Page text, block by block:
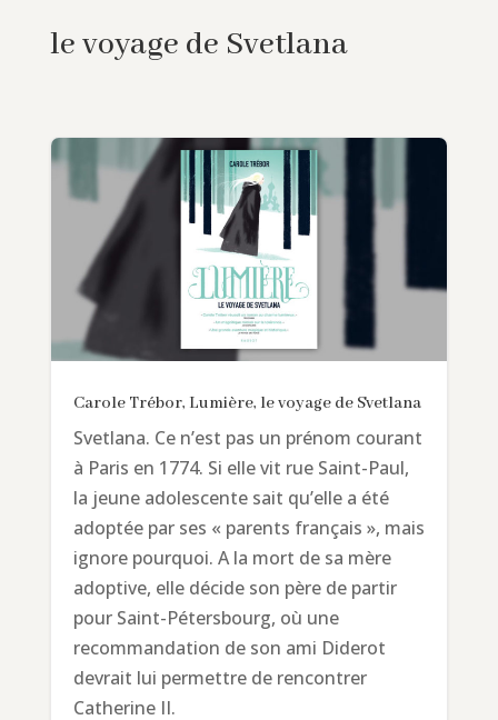
le voyage de Svetlana
Carole Trébor, Lumière, le voyage de Svetlana
Svetlana. Ce n’est pas un prénom courant
à Paris en 1774. Si elle vit rue Saint-Paul,
la jeune adolescente sait qu’elle a été
adoptée par ses « parents français », mais
ignore pourquoi. A la mort de sa mère
adoptive, elle décide son père de partir
pour Saint-Pétersbourg, où une
recommandation de son ami Diderot
devrait lui permettre de rencontrer
Catherine II.